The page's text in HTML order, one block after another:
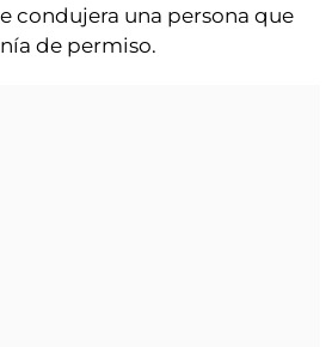
condujera una persona que
de permiso.